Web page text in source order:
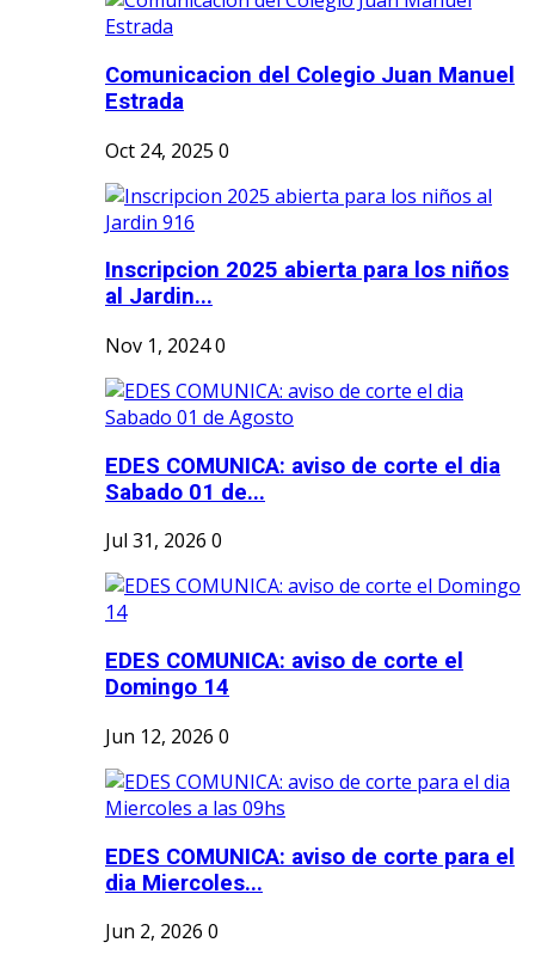
Comunicacion del Colegio Juan Manuel
Estrada
Oct 24, 2025 0
Inscripcion 2025 abierta para los niños
al Jardin...
Nov 1, 20240
EDES COMUNICA: aviso de corte el dia
Sabado 01 de...
Jul 31, 2026 0
EDES COMUNICA: aviso de corte el
Domingo 14
Jun 12, 2026 0
EDES COMUNICA: aviso de corte para el
dia Miercoles...
Jun 2, 2026 0